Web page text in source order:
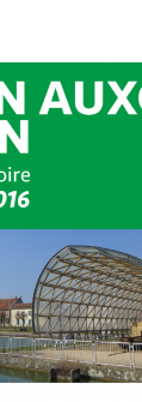
EN
AUXOIS